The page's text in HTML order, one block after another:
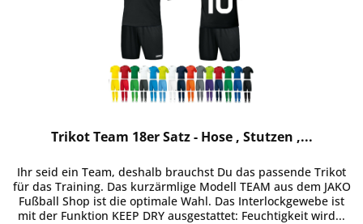
Trikot Team 18er Satz - Hose , Stutzen ,...
Ihr seid ein Team, deshalb brauchst Du das passende Trikot
für das Training. Das kurzärmlige Modell TEAM aus dem JAKO
Fußball Shop ist die optimale Wahl. Das Interlockgewebe ist
mit der Funktion KEEP DRY ausgestattet: Feuchtigkeit wird...